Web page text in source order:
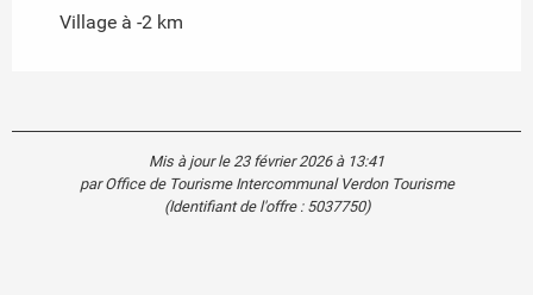
Village à -2 km
Mis à jour le 23 février 2026 à 13:41
par Office de Tourisme Intercommunal Verdon Tourisme
(Identifiant de l'offre : 5037750)